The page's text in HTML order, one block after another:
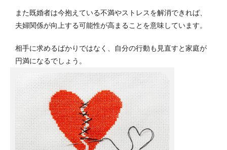
また既婚者は今抱えている不満やストレスを解消できれば、
夫婦関係が向上する可能性が高まることを意味しています。
相手に求めるばかりではなく、自分の行動も見直すと家庭が
円満になるでしょう。